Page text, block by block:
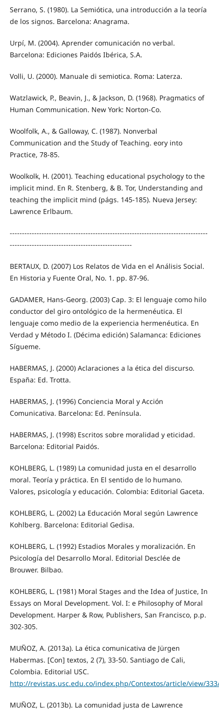
Serrano, S. (1980). La Semiótica, una introducción a la teoría
de los signos. Barcelona: Anagrama.
Urpí, M. (2004). Aprender comunicación no verbal.
Barcelona: Ediciones Paidós Ibérica, S.A.
Volli, U. (2000). Manuale di semiotica. Roma: Laterza.
Watzlawick, P., Beavin, J., & Jackson, D. (1968). Pragmatics of
Human Communication. New York: Norton-Co.
Woolfolk, A., & Galloway, C. (1987). Nonverbal
Communication and the Study of Teaching. eory into
Practice, 78-85.
Woolkolk, H. (2001). Teaching educational psychology to the
implicit mind. En R. Stenberg, & B. Tor, Understanding and
teaching the implicit mind (págs. 145-185). Nueva Jersey:
Lawrence Erlbaum.
---------------------------------------------------------------------------------
--------------------------------------------------
BERTAUX, D. (2007) Los Relatos de Vida en el Análisis Social.
En Historia y Fuente Oral, No. 1. pp. 87-96.
GADAMER, Hans-Georg. (2003) Cap. 3: El lenguaje como hilo
conductor del giro ontológico de la hermenéutica. El
lenguaje como medio de la experiencia hermenéutica. En
Verdad y Método I. (Décima edición) Salamanca: Ediciones
Sígueme.
HABERMAS, J. (2000) Aclaraciones a la ética del discurso.
España: Ed. Trotta.
HABERMAS, J. (1996) Conciencia Moral y Acción
Comunicativa. Barcelona: Ed. Península.
HABERMAS, J. (1998) Escritos sobre moralidad y eticidad.
Barcelona: Editorial Paidós.
KOHLBERG, L. (1989) La comunidad justa en el desarrollo
moral. Teoría y práctica. En El sentido de lo humano.
Valores, psicología y educación. Colombia: Editorial Gaceta.
KOHLBERG, L. (2002) La Educación Moral según Lawrence
Kohlberg. Barcelona: Editorial Gedisa.
KOHLBERG, L. (1992) Estadios Morales y moralización. En
Psicología del Desarrollo Moral. Editorial Desclée de
Brouwer. Bilbao.
KOHLBERG, L. (1981) Moral Stages and the Idea of Justice, In
Essays on Moral Development. Vol. I: e Philosophy of Moral
Development. Harper & Row, Publishers, San Francisco, p.p.
302-305.
MUÑOZ, A. (2013a). La ética comunicativa de Jürgen
Habermas. [Con] textos, 2 (7), 33-50. Santiago de Cali,
Colombia. Editorial USC.
http://revistas.usc.edu.co/index.php/Contextos/article/view/
MUÑOZ, L. (2013b). La comunidad justa de Lawrence